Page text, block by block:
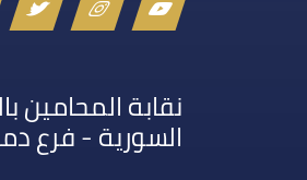
نقابة المحامين
السورية - فرع